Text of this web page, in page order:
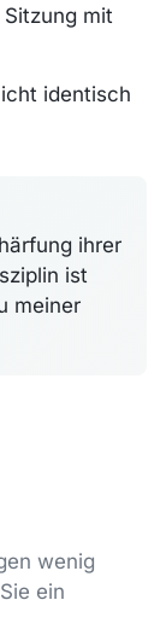
mit
identisch
ihrer
ist
meiner
wenig
ein